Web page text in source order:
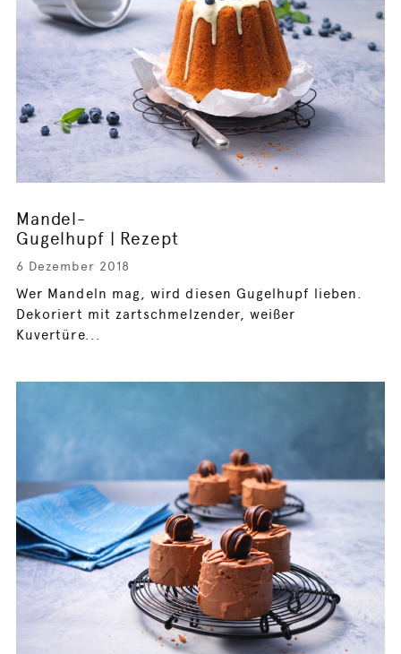
Mandel-
Gugelhupf | Rezept
6 Dezember 2018
Wer Mandeln mag, wird diesen Gugelhupf lieben.
Dekoriert mit zartschmelzender, weißer
Kuvertüre...